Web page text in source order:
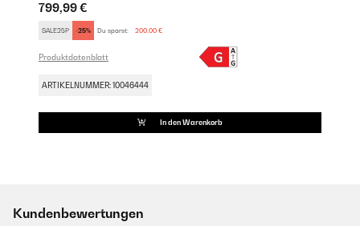
799,99 €
SALE25P -25% Du sparst: 200,00 €
Produktdatenblatt
ARTIKELNUMMER: 10046444
In den Warenkorb
Kundenbewertungen